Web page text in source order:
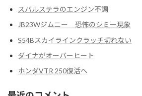
スバルステラのエンジン不調
JB23Wジムニー 恐怖のシミー現象
S54Bスカイラインクラッチ切れない
ダイナがオーバーヒート
ホンダVTR 250復活へ